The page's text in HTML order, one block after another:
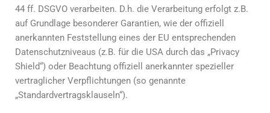
44 ff. DSGVO verarbeiten. D.h. die Verarbeitung erfolgt z.B.
auf Grundlage besonderer Garantien, wie der offiziell
anerkannten Feststellung eines der EU entsprechenden
Datenschutzniveaus (z.B. für die USA durch das „Privacy
Shield“) oder Beachtung offiziell anerkannter spezieller
vertraglicher Verpflichtungen (so genannte
„Standardvertragsklauseln“).